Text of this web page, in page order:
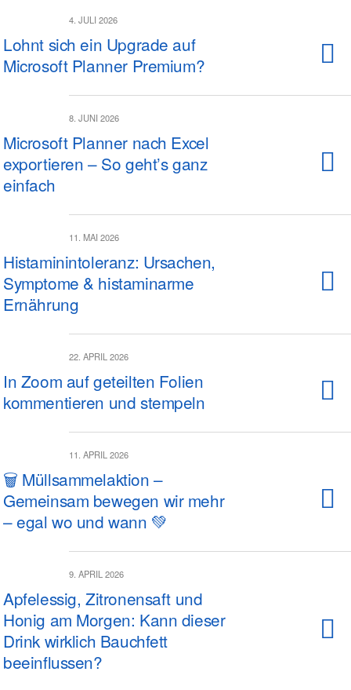
4. JULI 2026
Lohnt sich ein Upgrade auf
Microsoft Planner Premium?
8. JUNI 2026
Microsoft Planner nach Excel
exportieren – So geht’s ganz
einfach
11. MAI 2026
Histaminintoleranz: Ursachen,
Symptome & histaminarme
Ernährung
22. APRIL 2026
In Zoom auf geteilten Folien
kommentieren und stempeln
11. APRIL 2026
🗑️ Müllsammelaktion –
Gemeinsam bewegen wir mehr
– egal wo und wann 💚
9. APRIL 2026
Apfelessig, Zitronensaft und
Honig am Morgen: Kann dieser
Drink wirklich Bauchfett
beeinflussen?